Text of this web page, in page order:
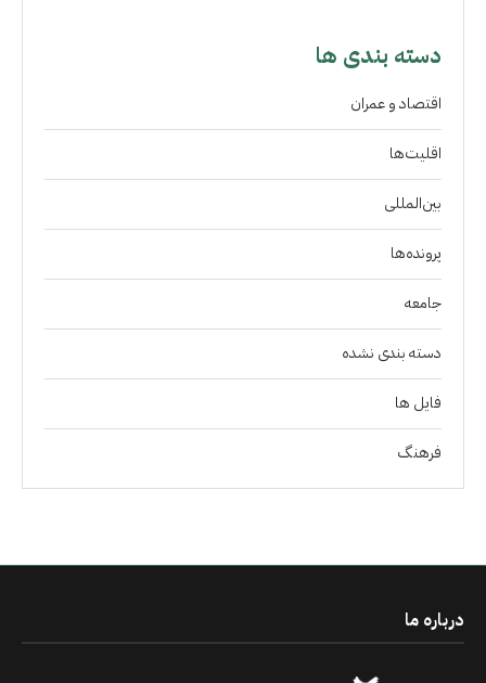
دسته بندی ها
اقتصاد و عمران
اقلیت‌ها
بین‌المللی
پرونده‌ها
جامعه
دسته بندی نشده
فايل ها
فرهنگ
درباره ما